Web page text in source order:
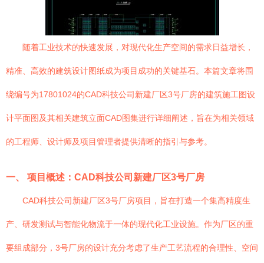
随着工业技术的快速发展，对现代化生产空间的需求日益增长，
精准、高效的建筑设计图纸成为项目成功的关键基石。本篇文章将围
绕编号为17801024的CAD科技公司新建厂区3号厂房的建筑施工图设
计平面图及其相关建筑立面CAD图集进行详细阐述，旨在为相关领域
的工程师、设计师及项目管理者提供清晰的指引与参考。
一、 项目概述：CAD科技公司新建厂区3号厂房
CAD科技公司新建厂区3号厂房项目，旨在打造一个集高精度生
产、研发测试与智能化物流于一体的现代化工业设施。作为厂区的重
要组成部分，3号厂房的设计充分考虑了生产工艺流程的合理性、空间